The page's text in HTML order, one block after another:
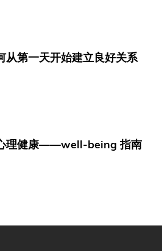
从第一天开始建立良好关系
理健康——well-being 指南